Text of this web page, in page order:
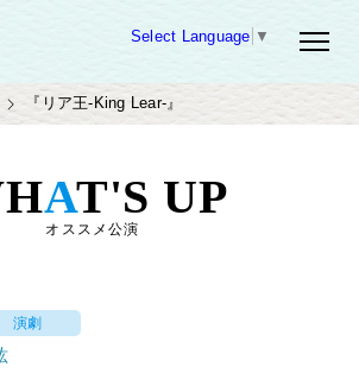
Select Language ▼
『リア王-King Lear-』
AT'S UP
オススメ公演
演劇